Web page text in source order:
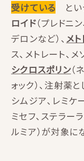
受けている とい
ロイド（プレドニ
デロンなど）、 メ
ス、メトレート、メ
シクロスポリン（
ォック）、注射薬
シムジア、レミケ
ミセフ、ステラー
ルミア）が対象に